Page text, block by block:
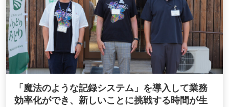
「魔法のような記録システム」を導入して業務
効率化ができ、新しいことに挑戦する時間が生